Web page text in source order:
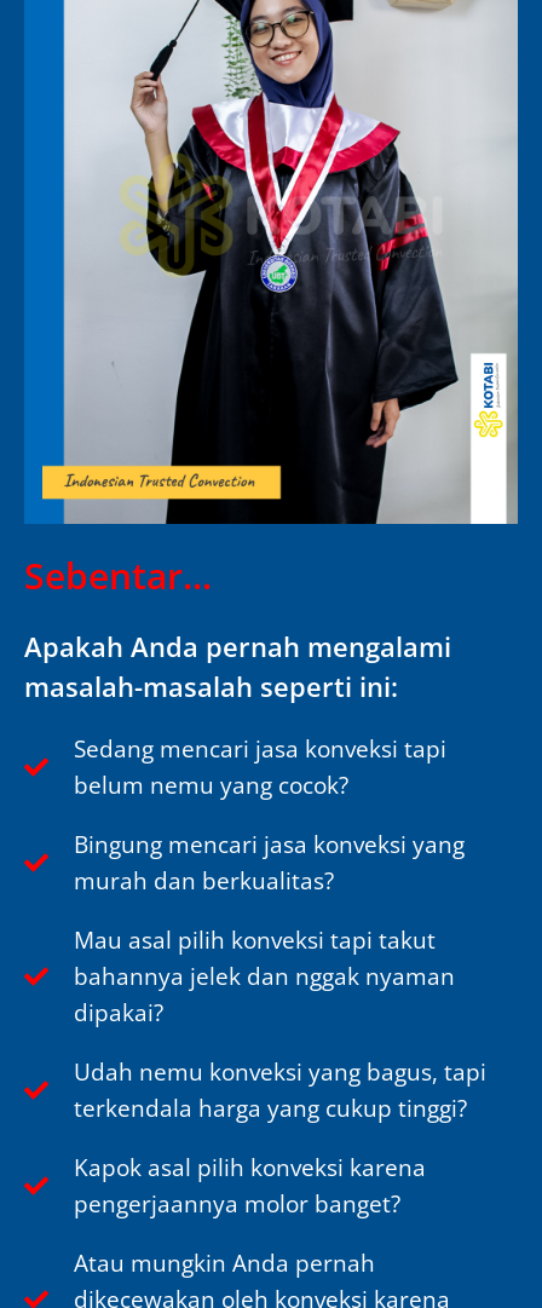
Sebentar...
Apakah Anda pernah mengalami
masalah-masalah seperti ini:
Sedang mencari jasa konveksi tapi
belum nemu yang cocok?
Bingung mencari jasa konveksi yang
murah dan berkualitas?
Mau asal pilih konveksi tapi takut
bahannya jelek dan nggak nyaman
dipakai?
Udah nemu konveksi yang bagus, tapi
terkendala harga yang cukup tinggi?
Kapok asal pilih konveksi karena
pengerjaannya molor banget?
Atau mungkin Anda pernah
dikecewakan oleh konveksi karena